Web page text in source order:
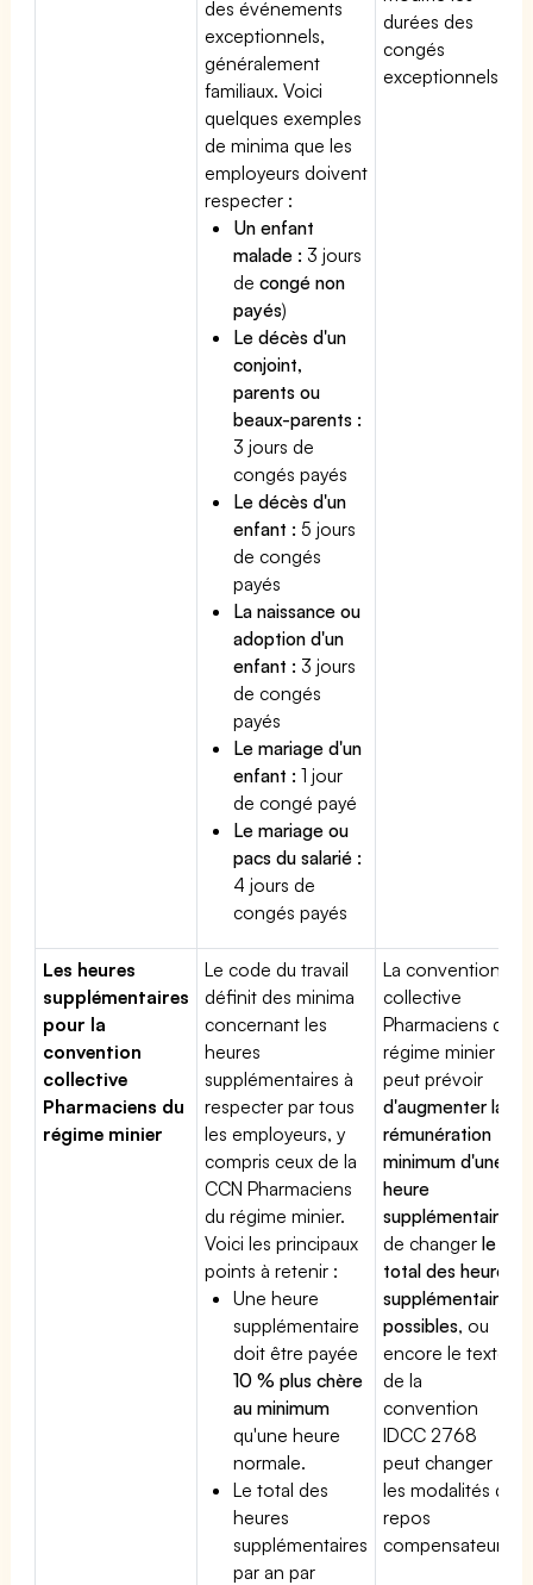
des événements
exceptionnels,
généralement
familiaux. Voici
quelques exemples
de minima que les
employeurs doivent
respecter :
Un enfant
malade : 3 jours
decongé non
payés)
Le décès d'un
conjoint,
parents ou
beaux-parents :
3 jours de
congés payés
Le décès d'un
enfant : 5 jours
de congés
payés
La naissance ou
adoption d'un
enfant : 3 jours
de congés
payés
Le mariage d'un
enfant : 1 jour
de congé payé
Le mariage ou
pacs du salarié :
4 jours de
congés payés
durées des
congés
exceptionnels.
Les heures
supplémentaires
pour la
convention
collective
Pharmaciens du
régime minier
Le code du travail
définit des minima
concernant les
heures
supplémentaires à
respecter par tous
les employeurs, y
compris ceux de la
CCN Pharmaciens
du régime minier.
Voici les principaux
points à retenir :
Une heure
supplémentaire
doit être payée
10 % plus chère
au minimum
qu'une heure
normale.
Le total des
heures
supplémentaires
par an par
La convention
collective
Pharmaciens du
régime minier
peut prévoir
d'augmenter la
rémunération
minimum d'une
heure
supplémentaire
de changerle
total des heures
supplémentaires
possibles, ou
encore le texte
de la
convention
IDCC 2768
peut changer
les modalités du
repos
compensateur.